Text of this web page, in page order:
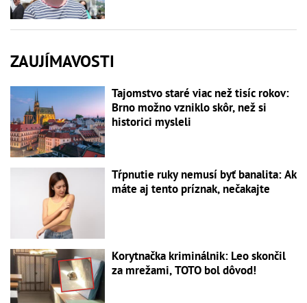
ZAUJÍMAVOSTI
Tajomstvo staré viac než tisíc rokov:
Brno možno vzniklo skôr, než si
historici mysleli
Tŕpnutie ruky nemusí byť banalita: Ak
máte aj tento príznak, nečakajte
Korytnačka kriminálnik: Leo skončil
za mrežami, TOTO bol dôvod!